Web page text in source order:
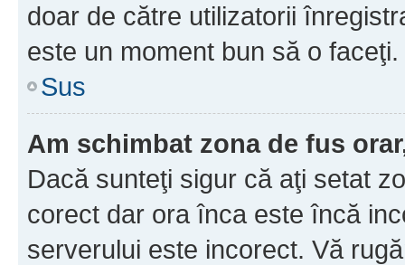
doar de către utilizatorii
este un moment bun să o faceţi.
Sus
Am schimbat zona de fus
Dacă sunteţi sigur că aţi setat
corect dar ora înca este încă
serverului este incorect. Vă